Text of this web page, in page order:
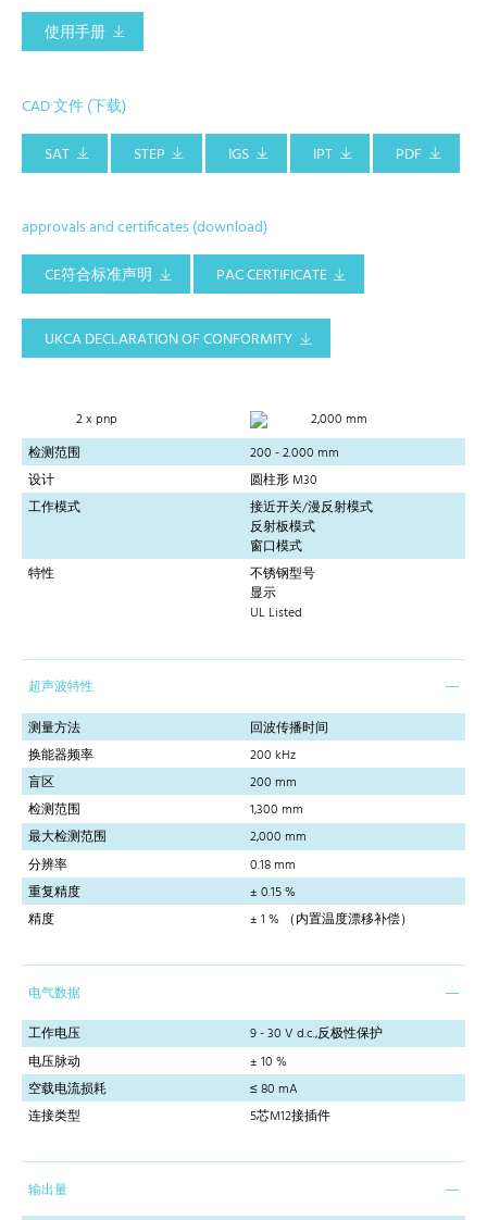
使用手册
CAD 文件 (下载)
SAT
STEP IGS IPT PDF
approvals and certificates (download)
CE符合标准声明
PAC CERTIFICATE
UKCA DECLARATION OF CONFORMITY
2 x pnp
2,000 mm
检测范围
200 - 2.000 mm
设计
圆柱形 M30
工作模式
接近开关/漫反射模式
反射板模式
窗口模式
特性
不锈钢型号
显示
UL Listed
超声波特性
测量方法
回波传播时间
换能器频率
200 kHz
盲区
200 mm
检测范围
1,300 mm
最大检测范围
2,000 mm
分辨率
0.18 mm
重复精度
± 0.15 %
精度
± 1 % （内置温度漂移补偿）
电气数据
工作电压
9 - 30 V d.c.,反极性保护
电压脉动
± 10 %
空载电流损耗
≤ 80 mA
连接类型
5芯M12接插件
输出量